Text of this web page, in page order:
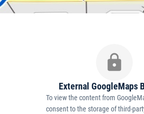
External GoogleMaps
To view the content from
consent to the storage of third-